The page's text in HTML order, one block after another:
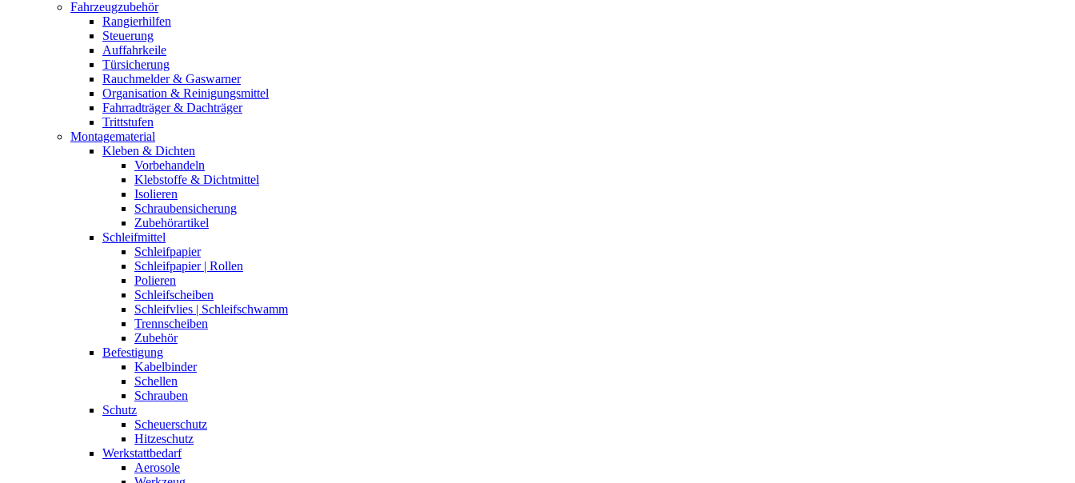
Fahrzeugzubehör
Rangierhilfen
Steuerung
Auffahrkeile
Türsicherung
Rauchmelder & Gaswarner
Organisation & Reinigungsmittel
Fahrradträger & Dachträger
Trittstufen
Montagematerial
Kleben & Dichten
Vorbehandeln
Klebstoffe & Dichtmittel
Isolieren
Schraubensicherung
Zubehörartikel
Schleifmittel
Schleifpapier
Schleifpapier | Rollen
Polieren
Schleifscheiben
Schleifvlies | Schleifschwamm
Trennscheiben
Zubehör
Befestigung
Kabelbinder
Schellen
Schrauben
Schutz
Scheuerschutz
Hitzeschutz
Werkstattbedarf
Aerosole